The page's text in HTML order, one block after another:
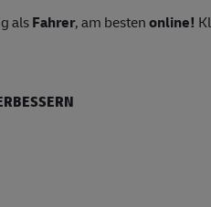
alsFahrer, am bestenonline!